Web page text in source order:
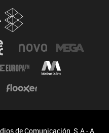
de Comunicación, S.A - A.